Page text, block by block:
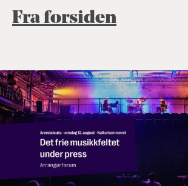
Fra forsiden